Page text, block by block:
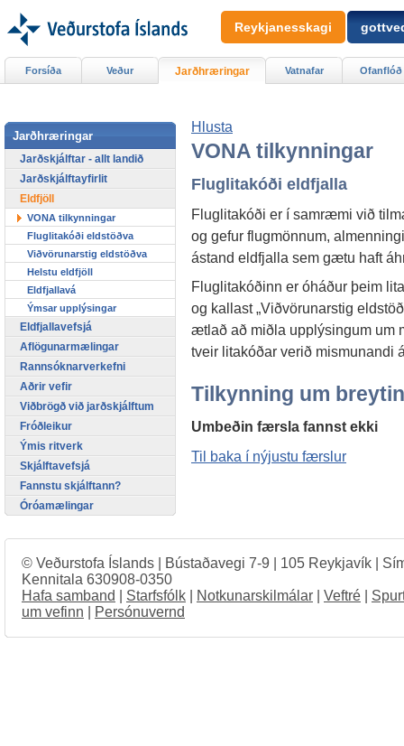
Hlusta
VONA tilkynningar
Fluglitakóði eldfjalla
Fluglitakóði er í samræmi við
og gefur flugmönnum,
ástand eldfjalla sem gætu haft
Fluglitakóðinn er óháður þeim
og kallast „Viðvörunarstig
ætlað að miðla upplýsingum um
tveir litakóðar verið mismunandi
Tilkynning um
Umbeðin færsla fannst ekki
Til baka í nýjustu færslur
Forsíða Veður Jarðhræringar Vatnafar Ofanflóð
Jarðhræringar
Jarðskjálftar - allt landið
Jarðskjálftayfirlit
Eldfjöll
VONA tilkynningar
Fluglitakóði eldstöðva
Viðvörunarstig eldstöðva
Helstu eldfjöll
Eldfjallavá
Ýmsar upplýsingar
Eldfjallavefsjá
Aflögunarmælingar
Rannsóknarverkefni
Aðrir vefir
Viðbrögð við jarðskjálftum
Fróðleikur
Ýmis ritverk
Skjálftavefsjá
Fannstu skjálftann?
Óróamælingar
Reykjanesskagi
© Veðurstofa Íslands | Bústaðavegi 7-9 | 105 Reykjavík |
Kennitala 630908-0350
Hafa samband
Starfsfólk Notkunarskilmálar Veftré
um vefinn
Persónuvernd